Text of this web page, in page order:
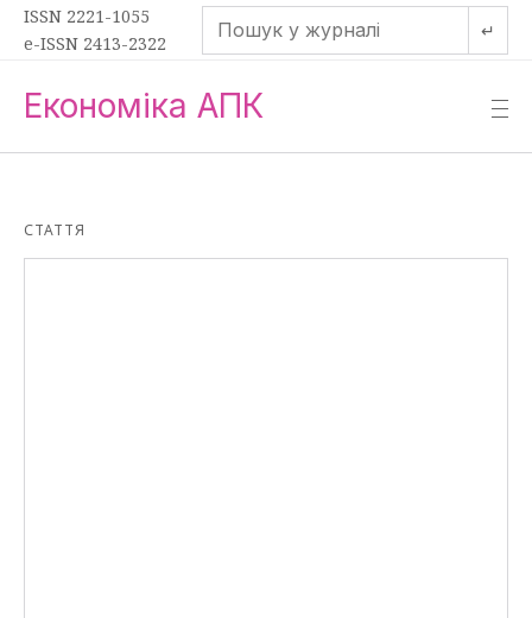
ISSN 2221-1055
e-ISSN 2413-2322
↵
Економіка АПК —
—
—
СТАТТЯ